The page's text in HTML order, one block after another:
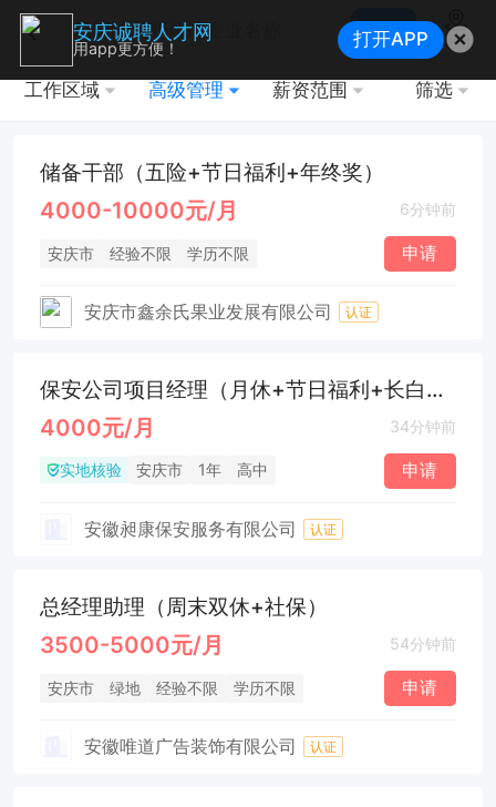
搜索
地图
工作区域 高级管理 薪资范围 筛选
储备干部（五险+节日福利+年终奖）
4000-10000元/月 6分钟前
安庆市 经验不限 学历不限 申请
安庆市鑫余氏果业发展有限公司 认证
保安公司项目经理（月休+节日福利+长白班）
4000元/月 34分钟前
实地核验 安庆市 1年 高中 申请
安徽昶康保安服务有限公司 认证
总经理助理（周末双休+社保）
3500-5000元/月 54分钟前
安庆市 绿地 经验不限 学历不限 申请
安徽唯道广告装饰有限公司 认证
安庆诚聘人才网
用app更方便！ 打开APP